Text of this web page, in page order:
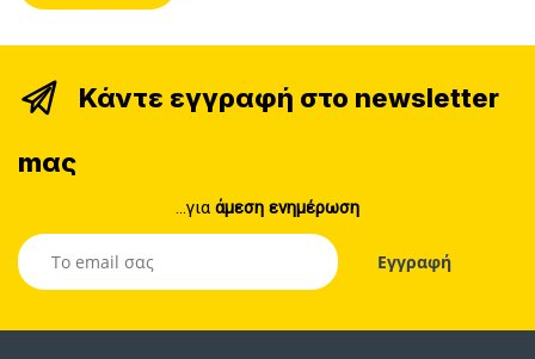
Κάντε εγγραφή στο newsletter
mας
...για άμεση ενημέρωση